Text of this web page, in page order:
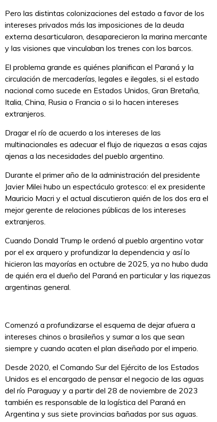
Pero las distintas colonizaciones del estado a favor de los
intereses privados más las imposiciones de la deuda
externa desarticularon, desaparecieron la marina mercante
y las visiones que vinculaban los trenes con los barcos.
El problema grande es quiénes planifican el Paraná y la
circulación de mercaderías, legales e ilegales, si el estado
nacional como sucede en Estados Unidos, Gran Bretaña,
Italia, China, Rusia o Francia o si lo hacen intereses
extranjeros.
Dragar el río de acuerdo a los intereses de las
multinacionales es adecuar el flujo de riquezas a esas cajas
ajenas a las necesidades del pueblo argentino.
Durante el primer año de la administración del presidente
Javier Milei hubo un espectáculo grotesco: el ex presidente
Mauricio Macri y el actual discutieron quién de los dos era el
mejor gerente de relaciones públicas de los intereses
extranjeros.
Cuando Donald Trump le ordenó al pueblo argentino votar
por el ex arquero y profundizar la dependencia y así lo
hicieron las mayorías en octubre de 2025, ya no hubo duda
de quién era el dueño del Paraná en particular y las riquezas
argentinas general.
Comenzó a profundizarse el esquema de dejar afuera a
intereses chinos o brasileños y sumar a los que sean
siempre y cuando acaten el plan diseñado por el imperio.
Desde 2020, el Comando Sur del Ejército de los Estados
Unidos es el encargado de pensar el negocio de las aguas
del río Paraguay y a partir del 28 de noviembre de 2023
también es responsable de la logística del Paraná en
Argentina y sus siete provincias bañadas por sus aguas.